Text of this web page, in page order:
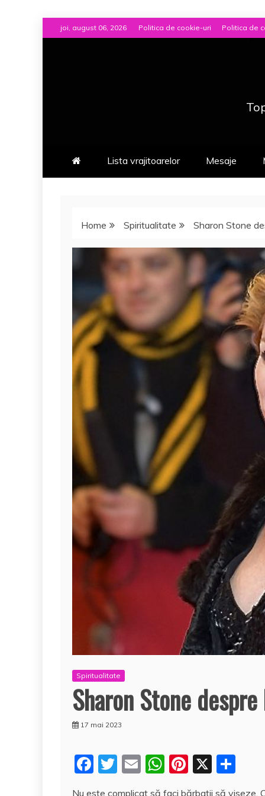
to
joi, august 06, 2026 Politica de cookie-uri Politica de
Lista vrajitoarelor Mesaje
Home Spiritualitate Sharon Stone
Spiritualitate
Sharon Stone
17 mai 2023
F
T
E
W Pi X
Nu este complicat să faci bărbaţii să viseze.